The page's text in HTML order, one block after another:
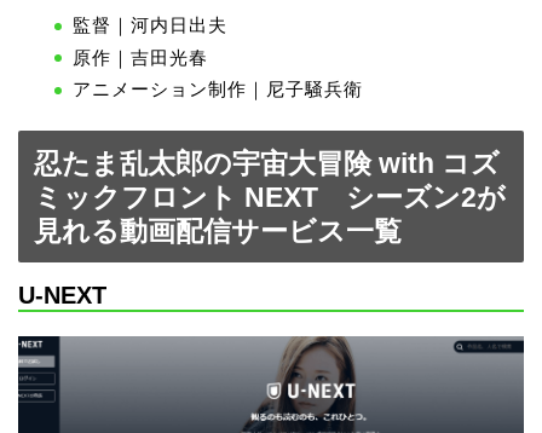
監督｜河内日出夫
原作｜吉田光春
アニメーション制作｜尼子騒兵衛
忍たま乱太郎の宇宙大冒険 with コズ
ミックフロント NEXT シーズン2が
見れる動画配信サービス一覧
U-NEXT